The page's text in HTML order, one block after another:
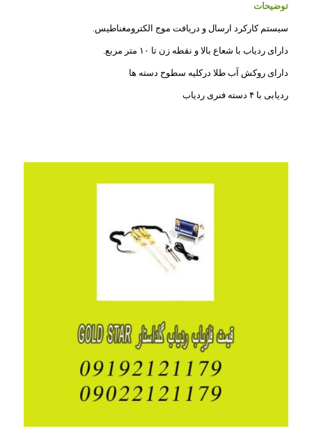
توضیحات
سیستم کارکرد ارسال و دریافت موج الکترومغناطیس.
دارای ردیاب با شعاع بالا و نقطه زن تا ۱۰ متر مربع.
دارای روکش آب طلا درکلیه سطوح دسته ها
ردیابی با ۴ دسته فنری ردیاب